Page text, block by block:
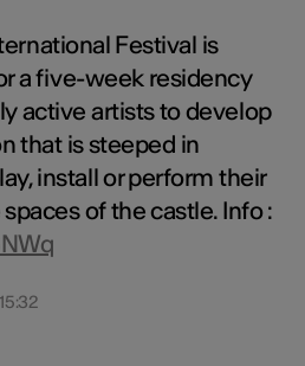
Festival is
a five-week residency
active artists to develop
that is steeped in
install or perform their
of the castle. Info :